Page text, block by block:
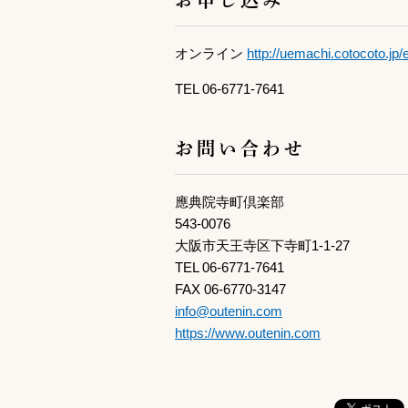
オンライン http://uemachi.cotocoto.jp/
TEL 06-6771-7641
お問い合わせ
應典院寺町倶楽部
543-0076
大阪市天王寺区下寺町1-1-27
TEL 06-6771-7641
FAX 06-6770-3147
info@outenin.com
https://www.outenin.com